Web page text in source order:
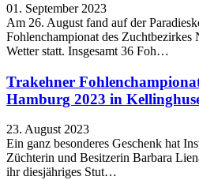
01. September 2023
Am 26. August fand auf der
Fohlenchampionat des Zuchtbezirkes
Wetter statt. Insgesamt 36 Foh…
Trakehner
Hamburg 2023 in
23. August 2023
Ein ganz besonderes Geschenk hat
Züchterin und Besitzerin Barbara
ihr diesjähriges Stut…